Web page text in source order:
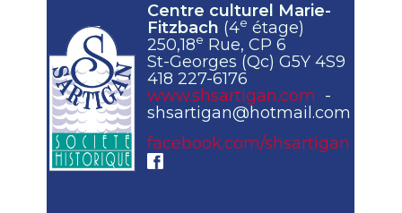
Centre culturel Marie-
Fitzbach (4e étage)
250,18e Rue, CP 6
St-Georges (Qc) G5Y 4S9
418 227-6176
www.shsartigan.com -
shsartigan@hotmail.com
facebook.com/shsartigan